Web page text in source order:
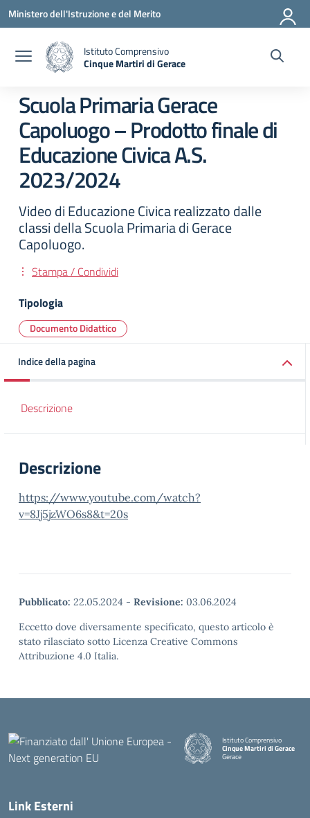
Vai ai contenuti
Vai al menu di navigazione
Vai al footer
Ministero dell'Istruzione e del Merito
Istituto Comprensivo
Cinque Martiri di Gerace
Scuola Primaria Gerace
Capoluogo – Prodotto finale di
Educazione Civica A.S.
2023/2024
Video di Educazione Civica realizzato dalle
classi della Scuola Primaria di Gerace
Capoluogo.
Stampa / Condividi
Tipologia
Documento Didattico
Indice della pagina
Descrizione
Descrizione
https://www.youtube.com/watch?
v=8Jj5jzWO6s8&t=20s
Pubblicato: 22.05.2024 - Revisione: 03.06.2024
Eccetto dove diversamente specificato, questo articolo è
stato rilasciato sotto Licenza Creative Commons
Attribuzione 4.0 Italia.
Istituto Comprensivo
Cinque Martiri di Gerace
Gerace
Link Esterni